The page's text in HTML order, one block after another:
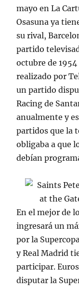
mayo en La
Osasuna ya
su rival,
partido
octubre de
realizado por
un partido
Racing de
anualmente y
partidos que la
obligaba a que
debían
En el mejor de
ingresará un
por la
y Real Madrid
participar.
disputar la